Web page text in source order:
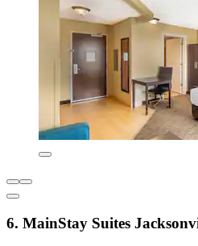
6. MainStay Suites